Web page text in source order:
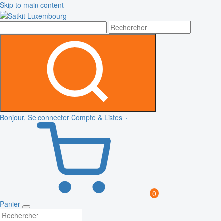
Skip to main content
Bonjour, Se connecter Compte & Listes
0
Panier